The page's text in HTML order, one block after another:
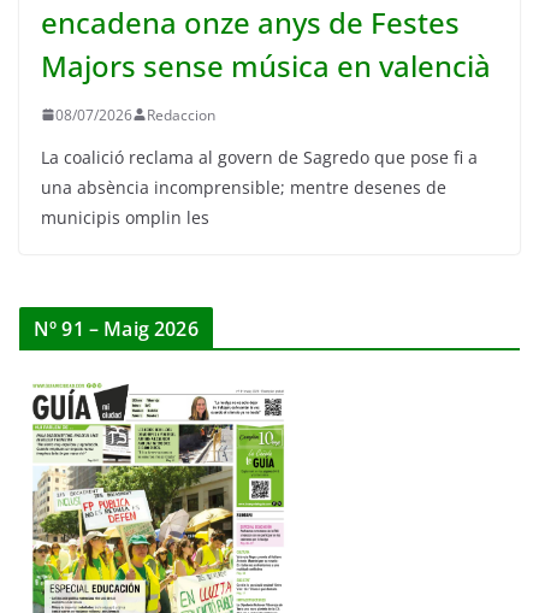
encadena onze anys de Festes
Majors sense música en valencià
08/07/2026 Redaccion
La coalició reclama al govern de Sagredo que pose fi a
una absència incomprensible; mentre desenes de
municipis omplin les
Nº 91 – Maig 2026